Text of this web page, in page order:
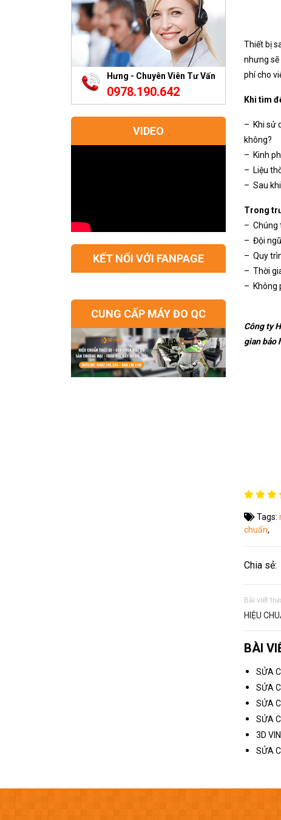
Hưng - Chuyên Viên Tư Vấn
0978.190.642
VIDEO
KẾT NỐI VỚI FANPAGE
CUNG CẤP MÁY ĐO QC
Thiết bị
nhưng sẽ
phí cho
Khi tìm
– Khi sử
không?
– Kinh
– Liệu
– Sau
Trong
– Chúng
– Đội
– Quy
– Thời
– Không
Công ty
gian bảo
Tags:
chuẩn,
Chia sẻ:
Bài viết
HIỆU
BÀI
SỬA
SỬA
SỬA
SỬA
3D
SỬA